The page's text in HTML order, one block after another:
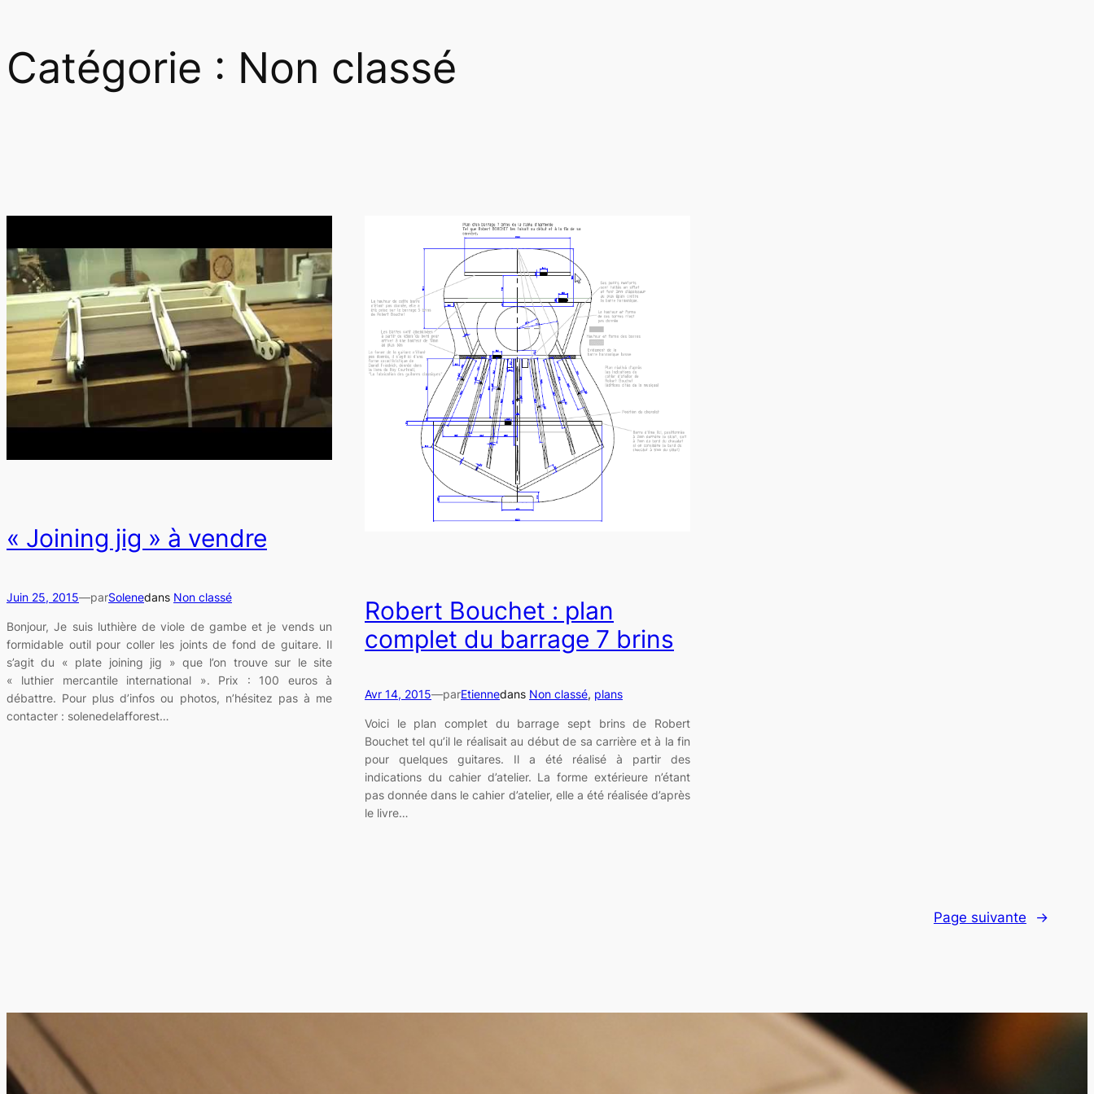
Catégorie : Non classé
« Joining jig » à vendre
Juin 25, 2015—parSolenedans Non classé
Bonjour, Je suis luthière de viole de gambe et je vends un
formidable outil pour coller les joints de fond de guitare. Il
s’agit du « plate joining jig » que l’on trouve sur le site
« luthier mercantile international ». Prix : 100 euros à
débattre. Pour plus d’infos ou photos, n’hésitez pas à me
contacter : solenedelafforest…
Robert Bouchet : plan
complet du barrage 7 brins
Avr 14, 2015—parEtiennedans Non classé, plans
Voici le plan complet du barrage sept brins de Robert
Bouchet tel qu’il le réalisait au début de sa carrière et à la fin
pour quelques guitares. Il a été réalisé à partir des
indications du cahier d’atelier. La forme extérieure n’étant
pas donnée dans le cahier d’atelier, elle a été réalisée d’après
le livre…
Page suivante →